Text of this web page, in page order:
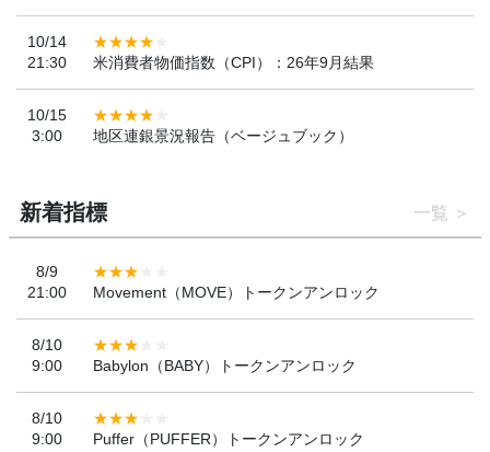
10/14
21:30
米消費者物価指数（CPI）：26年9月結果
10/15
3:00
地区連銀景況報告（ベージュブック）
新着指標 一覧
8/9
21:00
Movement（MOVE）トークンアンロック
8/10
9:00
Babylon（BABY）トークンアンロック
8/10
9:00
Puffer（PUFFER）トークンアンロック